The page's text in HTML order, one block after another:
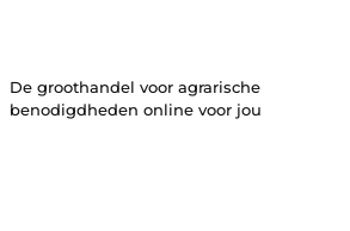
De groothandel voor agrarische
benodigdheden online voor jou